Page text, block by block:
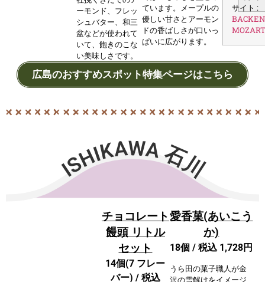
ーモンド、フレッ
シュバター、和三
盆などが使われて
いて、飽きのこな
い美味しさです。
ています。メープルの
優しい⽢さとアーモン
ドの⾹ばしさが⼝いっ
ぱいに広がります。
サイト :
BACKEN
広島のおすすめスポット特集ページはこちら
ISHIKAWA 石川
チョコレート
饅頭 リトル
セット
14個(7 フレー
バー) / 税込
愛香菓(あいこう
か)
18個 / 税込 1,728円
うら田の菓子職人が金
沢の雪解けをイメージ